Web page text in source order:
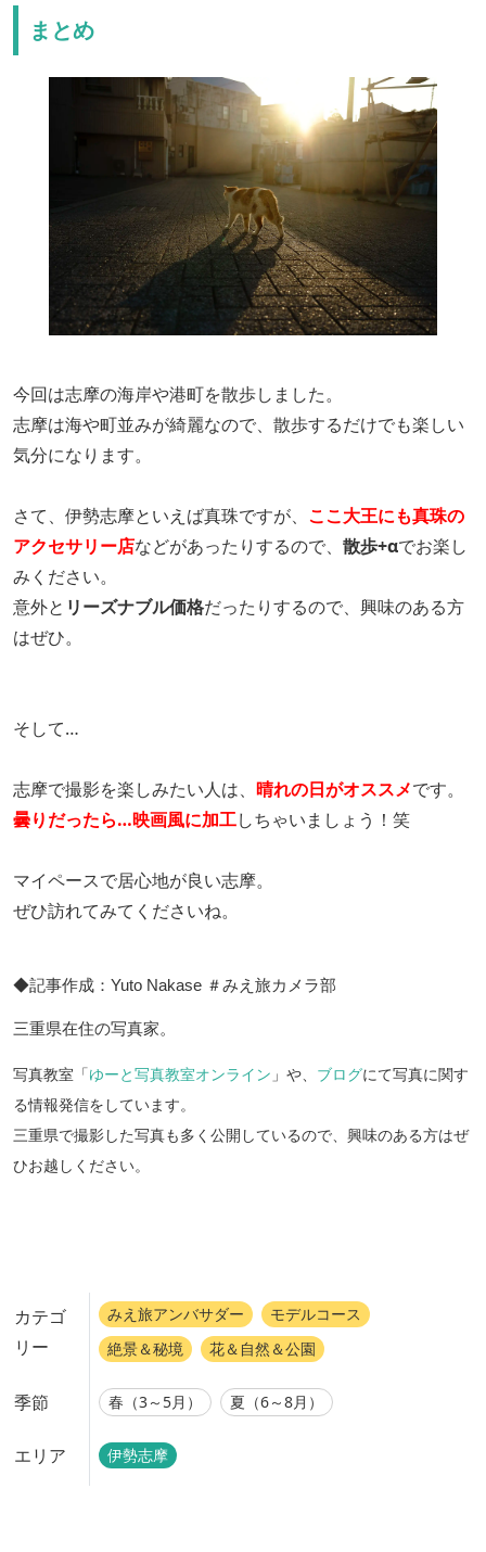
まとめ
今回は志摩の海岸や港町を散歩しました。
志摩は海や町並みが綺麗なので、散歩するだけでも楽しい
気分になります。
さて、伊勢志摩といえば真珠ですが、 ここ大王にも真珠の
アクセサリー店などがあったりするので、 散歩+αでお楽し
みください。
意外と リーズナブル価格だったりするので、興味のある方
はぜひ。
そして…
志摩で撮影を楽しみたい人は、 晴れの日がオススメです。
曇りだったら…映画風に加工しちゃいましょう！笑
マイペースで居心地が良い志摩。
ぜひ訪れてみてくださいね。
◆記事作成：Yuto Nakase ＃みえ旅カメラ部
三重県在住の写真家。
写真教室「ゆーと写真教室オンライン 」や、 ブログにて写真に関す
る情報発信をしています。
三重県で撮影した写真も多く公開しているので、興味のある方はぜ
ひお越しください。
カテゴ
リー
みえ旅アンバサダー
モデルコース
絶景＆秘境
花＆自然＆公園
季節 春（3～5月） 夏（6～8月）
エリア 伊勢志摩